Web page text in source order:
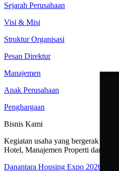
Sejarah Perusahaan
Visi & Misi
Struktur Organisasi
Pesan Direktur
Manajemen
Anak Perusahaan
Penghargaan
Bisnis Kami
Kegiatan usaha yang bergerak
Hotel, Manajemen Properti dan Rest
Danantara Housing Expo 2026